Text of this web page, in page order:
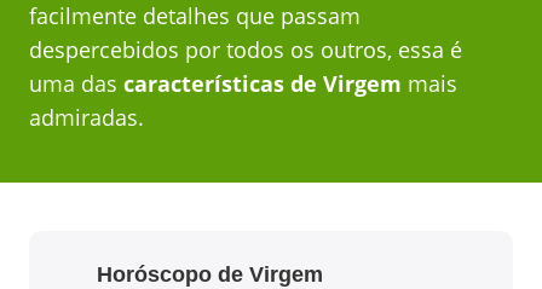
facilmente detalhes que passam
despercebidos por todos os outros, essa é
uma das características de Virgem mais
admiradas.
Horóscopo de Virgem